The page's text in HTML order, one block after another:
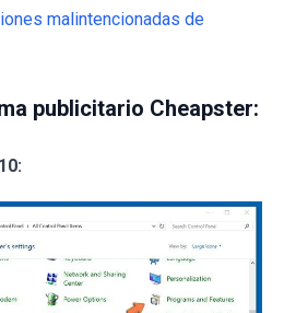
malintencionadas de
publicitario Cheapster: